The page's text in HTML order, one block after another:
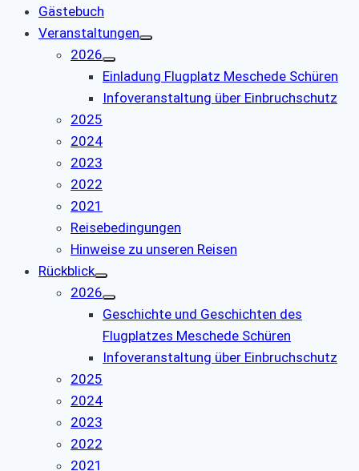
Gästebuch
Veranstaltungen
2026
Einladung Flugplatz Meschede Schüren
Infoveranstaltung über Einbruchschutz
2025
2024
2023
2022
2021
Reisebedingungen
Hinweise zu unseren Reisen
Rückblick
2026
Geschichte und Geschichten des
Flugplatzes Meschede Schüren
Infoveranstaltung über Einbruchschutz
2025
2024
2023
2022
2021